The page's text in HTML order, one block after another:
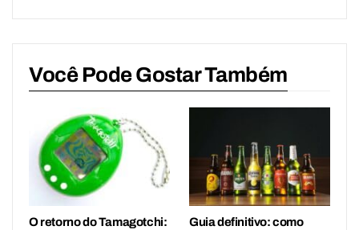
Você Pode Gostar Também
O retorno do Tamagotchi:
Guia definitivo: como